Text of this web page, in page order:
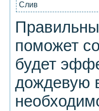
Слив
поможет
будет
дождевую